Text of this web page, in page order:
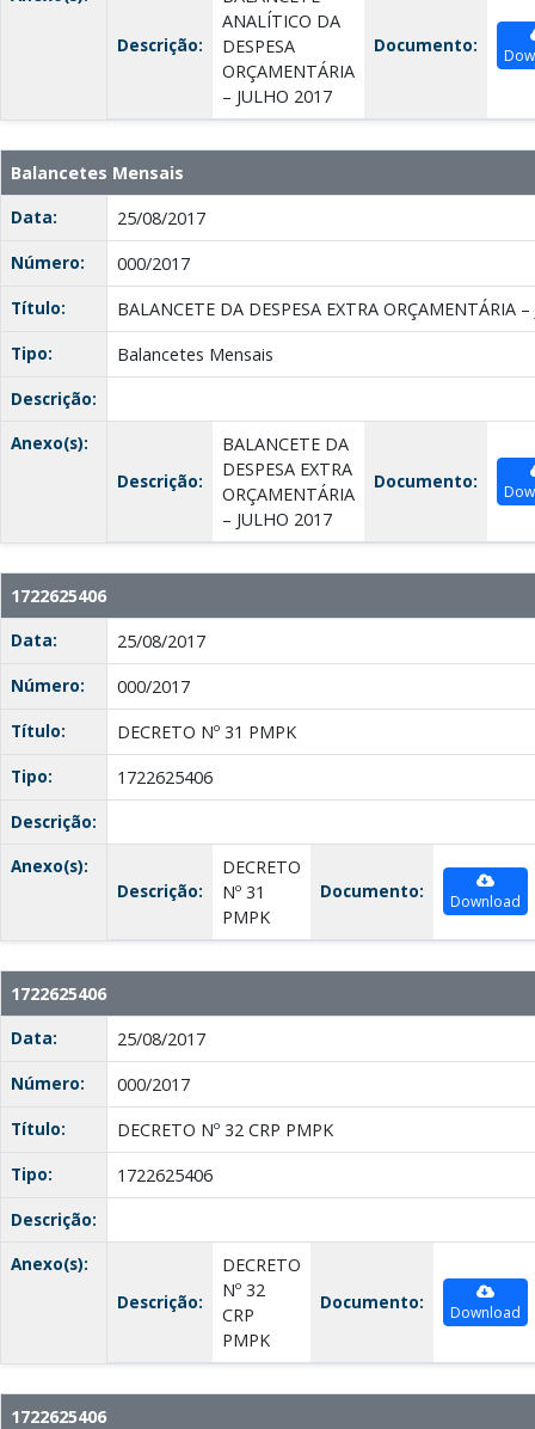
Descrição:
ANALÍTICO DA
DESPESA
ORÇAMENTÁRIA
– JULHO 2017
Documento:
Balancetes Mensais
Data:
25/08/2017
Número:
000/2017
Título:
BALANCETE DA DESPESA EXTRA ORÇAMENTÁRIA
Tipo:
Balancetes Mensais
Descrição:
Anexo(s):
Descrição:
BALANCETE DA
DESPESA EXTRA
ORÇAMENTÁRIA
– JULHO 2017
Documento:
1722625406
Data:
25/08/2017
Número:
000/2017
Título:
DECRETO Nº 31 PMPK
Tipo:
1722625406
Descrição:
Anexo(s):
Descrição:
DECRETO
Nº 31
PMPK
Documento: Download
1722625406
Data:
25/08/2017
Número:
000/2017
Título:
DECRETO Nº 32 CRP PMPK
Tipo:
1722625406
Descrição:
Anexo(s):
Descrição:
DECRETO
Nº 32
CRP
PMPK
Documento: Download
1722625406